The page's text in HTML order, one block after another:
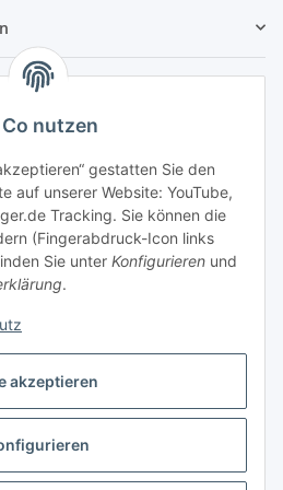
akzeptieren
nutzen
gestatten Sie den
auf unserer Website: YouTube,
Tracking. Sie können die
(Fingerabdruck-Icon links
Sie unter Konfigurieren und
.
widerrufen